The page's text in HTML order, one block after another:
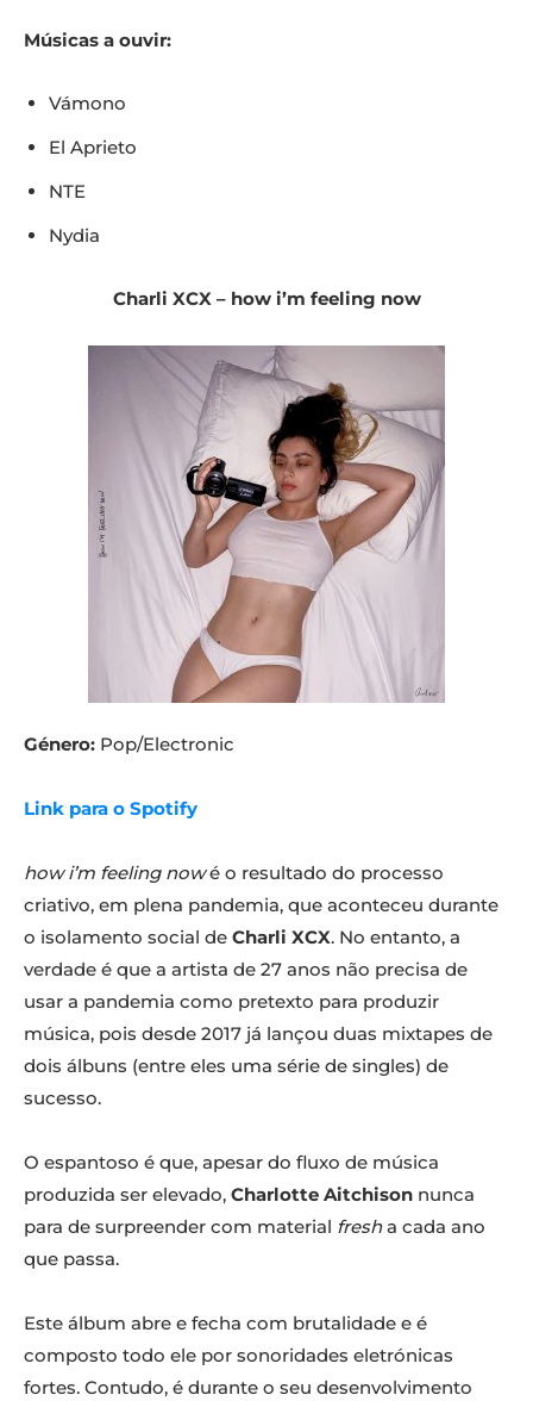
Músicas a ouvir:
Vámono
El Aprieto
NTE
Nydia
Charli XCX – how i’m feeling now
Género: Pop/Electronic
Link para o Spotify
how i’m feeling nowé o resultado do processo
criativo, em plena pandemia, que aconteceu durante
o isolamento social de Charli XCX. No entanto, a
verdade é que a artista de 27 anos não precisa de
usar a pandemia como pretexto para produzir
música, pois desde 2017 já lançou duas mixtapes de
dois álbuns (entre eles uma série de singles) de
sucesso.
O espantoso é que, apesar do fluxo de música
produzida ser elevado, Charlotte Aitchison nunca
para de surpreender com material fresha cada ano
que passa.
Este álbum abre e fecha com brutalidade e é
composto todo ele por sonoridades eletrónicas
fortes. Contudo, é durante o seu desenvolvimento